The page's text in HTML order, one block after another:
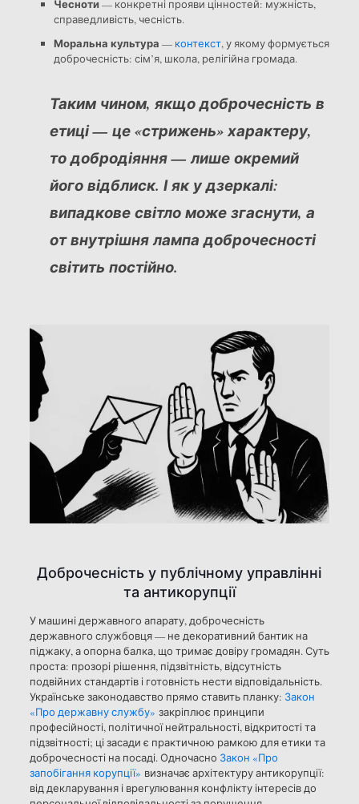
Чесноти— конкретні прояви цінностей: мужність,
справедливість, чесність.
Моральна культура — контекст, у якому формується
доброчесність: сім’я, школа, релігійна громада.
Таким чином, якщо доброчесність в
етиці — це «стрижень» характеру,
то добродіяння — лише окремий
його відблиск. І як у дзеркалі:
випадкове світло може згаснути, а
от внутрішня лампа доброчесності
світить постійно.
Доброчесність у публічному управлінні
та антикорупції
У машині державного апарату, доброчесність
державного службовця — не декоративний бантик на
піджаку, а опорна балка, що тримає довіру громадян. Суть
проста: прозорі рішення, підзвітність, відсутність
подвійних стандартів і готовність нести відповідальність.
Українське законодавство прямо ставить планку: Закон
«Про державну службу» закріплює принципи
професійності, політичної нейтральності, відкритості та
підзвітності; ці засади є практичною рамкою для етики та
доброчесності на посаді. Одночасно Закон «Про
запобігання корупції» визначає архітектуру антикорупції:
від декларування і врегулювання конфлікту інтересів до